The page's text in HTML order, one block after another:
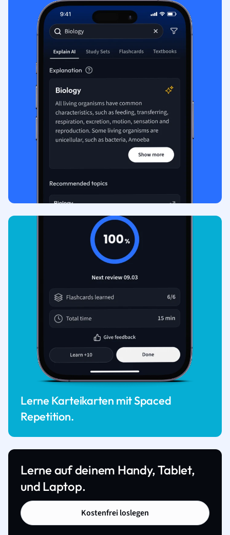
Lerne Karteikarten mit Spaced
Repetition.
Lerne auf deinem Handy, Tablet,
und Laptop.
Kostenfrei loslegen